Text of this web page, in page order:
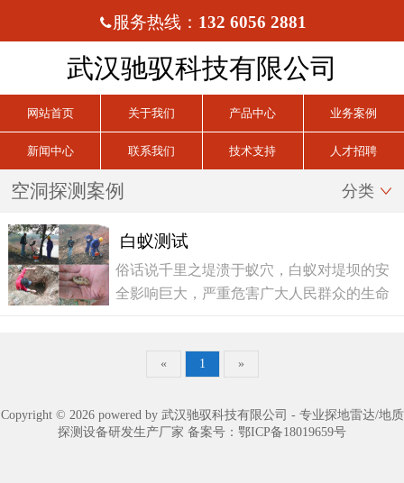
服务热线： 132 6056 2881
武汉驰驭科技有限公司
网站首页 关于我们 产品中心 业务案例
新闻中心 联系我们 技术支持 人才招聘
空洞探测案例 分类 
白蚁测试
俗话说千里之堤溃于蚁穴，白蚁对堤坝的安
全影响巨大，严重危害广大人民群众的生命
探测。最近我公司工程人员用400MHZ雷达
« 1 »
Copyright © 2026 powered by 武汉驰驭科技有限公司 - 专业探地雷达/地质
探测设备研发生产厂家 备案号： 鄂ICP备18019659号